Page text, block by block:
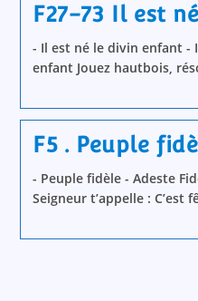
F27-73 Il est
- Il est né le divin enfant -
enfant Jouez hautbois,
F5 . Peuple
- Peuple fidèle - Adeste
Seigneur t’appelle :